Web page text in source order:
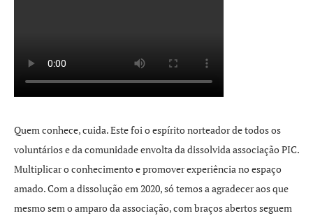
Quem conhece, cuida. Este foi o espírito norteador de todos os
voluntários e da comunidade envolta da dissolvida associação PIC.
Multiplicar o conhecimento e promover experiência no espaço
amado. Com a dissolução em 2020, só temos a agradecer aos que
mesmo sem o amparo da associação, com braços abertos seguem